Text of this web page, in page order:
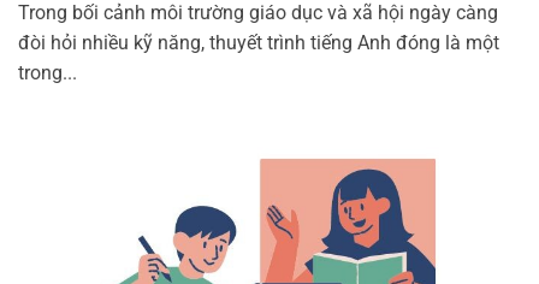
Trong bối cảnh môi trường giáo dục và xã hội ngày càng
đòi hỏi nhiều kỹ năng, thuyết trình tiếng Anh đóng là một
trong...